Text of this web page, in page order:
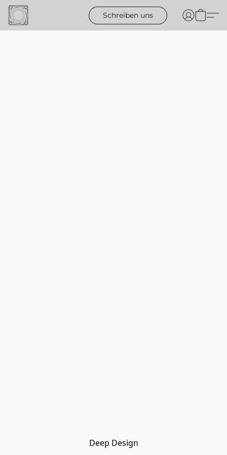
Schreiben uns
Deep Design